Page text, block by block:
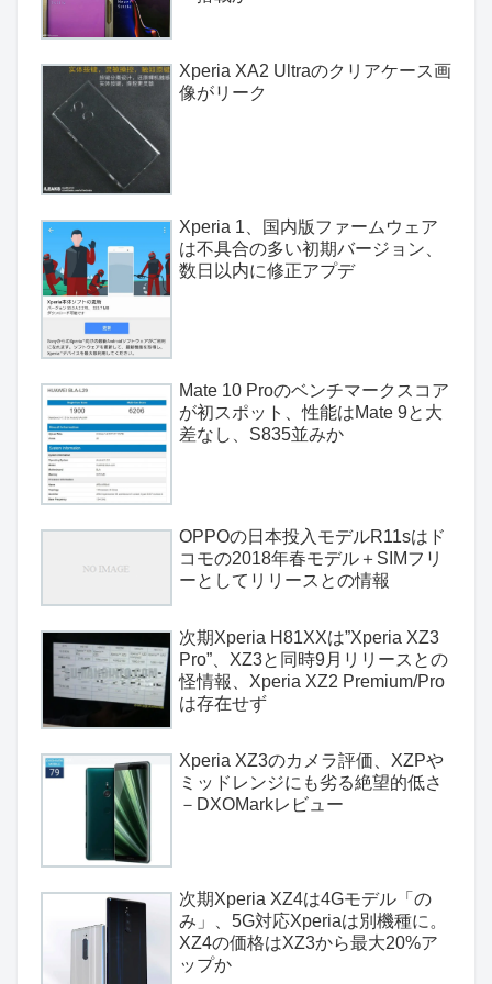
Xperia XA2 Ultraのクリアケース画
像がリーク
Xperia 1、国内版ファームウェア
は不具合の多い初期バージョン、
数日以内に修正アプデ
Mate 10 Proのベンチマークスコア
が初スポット、性能はMate 9と大
差なし、S835並みか
OPPOの日本投入モデルR11sはド
コモの2018年春モデル＋SIMフリ
ーとしてリリースとの情報
次期Xperia H81XXは”Xperia XZ3
Pro”、XZ3と同時9月リリースとの
怪情報、Xperia XZ2 Premium/Pro
は存在せず
Xperia XZ3のカメラ評価、XZPや
ミッドレンジにも劣る絶望的低さ
－DXOMarkレビュー
次期Xperia XZ4は4Gモデル「の
み」、5G対応Xperiaは別機種に。
XZ4の価格はXZ3から最大20%ア
ップか